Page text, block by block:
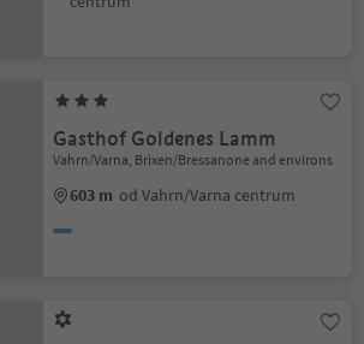
Gasthof Goldenes Lamm
Vahrn/Varna, Brixen/Bressanone and environs
603 m od Vahrn/Varna centrum